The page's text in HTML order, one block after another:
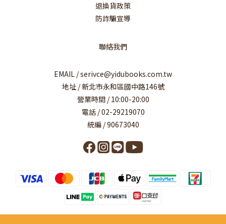
退換貨政策
防詐騙宣導
聯絡我們
EMAIL / serivce@yidubooks.com.tw
地址 / 新北市永和區國中路146號
營業時間 / 10:00-20:00
電話 / 02-29219070
統編 / 90673040